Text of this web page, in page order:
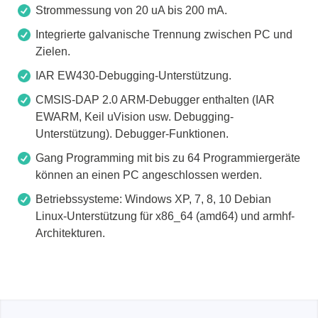
Strommessung von 20 uA bis 200 mA.
Integrierte galvanische Trennung zwischen PC und
Zielen.
IAR EW430-Debugging-Unterstützung.
CMSIS-DAP 2.0 ARM-Debugger enthalten (IAR
EWARM, Keil uVision usw. Debugging-
Unterstützung). Debugger-Funktionen.
Gang Programming mit bis zu 64 Programmiergeräte
können an einen PC angeschlossen werden.
Betriebssysteme: Windows XP, 7, 8, 10 Debian
Linux-Unterstützung für x86_64 (amd64) und armhf-
Architekturen.